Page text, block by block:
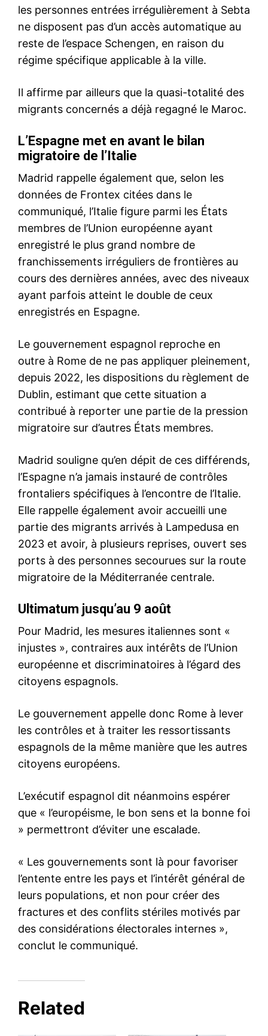
Le Maroc et la Gambie
signent un accord de
coopération militaire à Rabat
In "Nation"